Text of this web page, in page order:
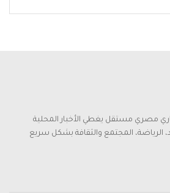
مصري مستقل يغطي الأخبار المحلية
الرياضة، المجتمع والثقافة بشكل سريع